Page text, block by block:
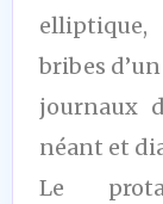
bribes
journaux
néant et
Le